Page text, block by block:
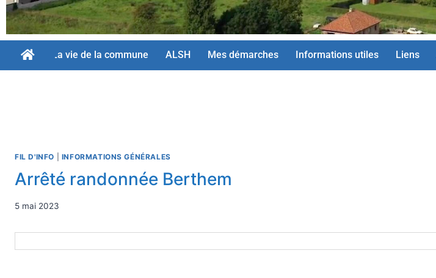
La vie de la commune ALSH Mes démarches Informations utiles Liens
FIL D'INFO INFORMATIONS GÉNÉRALES
Arrêté randonnée Berthem
5 mai 2023